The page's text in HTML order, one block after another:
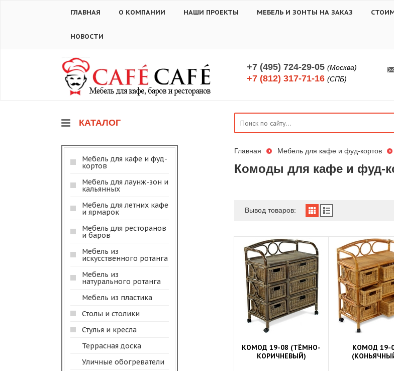
ГЛАВНАЯ О КОМПАНИИ НАШИ ПРОЕКТЫ МЕБЕЛЬ И ЗОНТЫ НА ЗАКАЗ
НОВОСТИ
+7 (495) 724-29-05 (Москва)
+7 (812) 317-71-16 (СПБ)
КАТАЛОГ
Мебель для кафе и фуд-
кортов
Мебель для лаунж-зон и
кальянных
Мебель для летних кафе
и ярмарок
Мебель для ресторанов
и баров
Мебель из
искусственного ротанга
Мебель из
натурального ротанга
Мебель из пластика
Столы и столики
Стулья и кресла
Террасная доска
Уличные обогреватели
Главная Мебель для кафе и фуд-кортов
Комоды для кафе и фуд-
Вывод товаров:
КОМОД 19-08 (ТЁМНО-
КОРИЧНЕВЫЙ)
КОМОД 19-